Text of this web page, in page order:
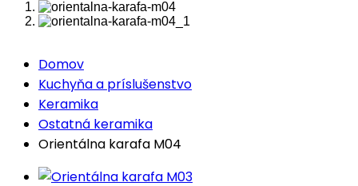
Domov
Kuchyňa a príslušenstvo
Keramika
Ostatná keramika
Orientálna karafa M04